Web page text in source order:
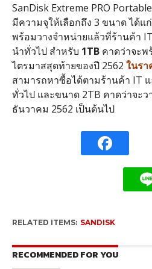
SanDisk Extreme PRO
มีความจุให้เลือกถึง 3 ขนาด ได้แก่
พร้อมวางจำหน่ายแล้วที่ร้านค้า
นำทั่วไป สำหรับ 1TBคาดว่าจะพ
ไตรมาสสุดท้ายของปี 2562 ในรา
สามารถหาซื้อได้ตามร้านค้า IT
ทั่วไป และขนาด 2TB คาดว่าจะว
ธันวาคม 2562 เป็นต้นไป
RELATED ITEMS: SANDISK
RECOMMENDED FOR YOU